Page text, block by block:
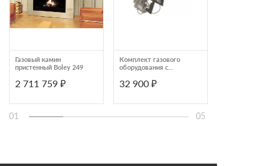
Газовый камин
пристенный Boley 249
2 711 759 ₽
Комплект газового
оборудования с
САБК8-4
32 900 ₽
01 05